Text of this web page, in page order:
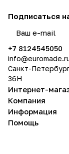
Подписаться
+7 8124545050
info@
Санкт-
36Н
Интернет-
Компания
Информация
Помощь